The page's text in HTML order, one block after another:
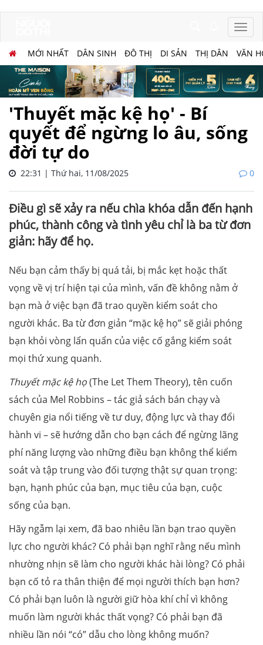
MỚI NHẤT DÂN SINH ĐÔ THỊ DI SẢN THỊ DÂN VĂN
'Thuyết mặc kệ họ' - Bí
quyết để ngừng lo âu, sống
đời tự do
22:31 | Thứ hai, 11/08/2025 0
Điều gì sẽ xảy ra nếu chìa khóa dẫn đến hạnh
phúc, thành công và tình yêu chỉ là ba từ đơn
giản: hãy để họ.
Nếu bạn cảm thấy bị quá tải, bị mắc kẹt hoặc thất
vọng về vị trí hiện tại của mình, vấn đề không nằm ở
bạn mà ở việc bạn đã trao quyền kiểm soát cho
người khác. Ba từ đơn giản “mặc kệ họ” sẽ giải phóng
bạn khỏi vòng lẩn quẩn của việc cố gắng kiểm soát
mọi thứ xung quanh.
Thuyết mặc kệ họ(The Let Them Theory), tên cuốn
sách của Mel Robbins – tác giả sách bán chạy và
chuyên gia nổi tiếng về tư duy, động lực và thay đổi
hành vi – sẽ hướng dẫn cho bạn cách để ngừng lãng
phí năng lượng vào những điều bạn không thể kiểm
soát và tập trung vào đối tượng thật sự quan trọng:
bạn, hạnh phúc của bạn, mục tiêu của bạn, cuộc
sống của bạn.
Hãy ngẫm lại xem, đã bao nhiêu lần bạn trao quyền
lực cho người khác? Có phải bạn nghĩ rằng nếu mình
nhường nhịn sẽ làm cho người khác hài lòng? Có phải
bạn cố tỏ ra thân thiện để mọi người thích bạn hơn?
Có phải bạn luôn là người giữ hòa khí chỉ vì không
muốn làm người khác thất vọng? Có phải bạn đã
nhiều lần nói “có” dẫu cho lòng không muốn?